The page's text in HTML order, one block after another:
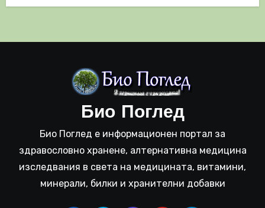
Био Поглед
Био Поглед е информационен портал за
здравословно хранене, алтернативна медицина
изследвания в света на медицината, витамини,
минерали, билки и хранителни добавки